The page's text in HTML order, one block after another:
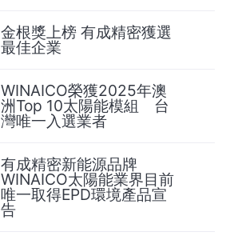
金根獎上榜 有成精密獲選
最佳企業
WINAICO榮獲2025年澳
洲Top 10太陽能模組 台
灣唯一入選業者
有成精密新能源品牌
WINAICO太陽能業界目前
唯一取得EPD環境產品宣
告